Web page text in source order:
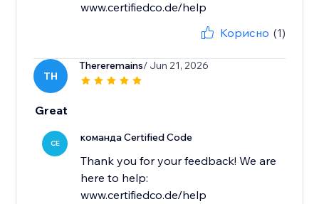
www.certifiedco.de/help
Корисно (1)
TH
Thereremains/ Jun 21, 2026
Great
CE команда Certified Code
Thank you for your feedback! We are
here to help:
www.certifiedco.de/help